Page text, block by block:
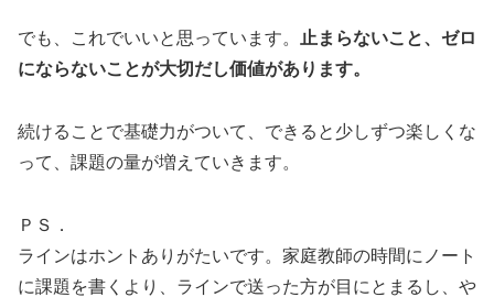
でも、これでいいと思っています。
止まらないこと、ゼロ
にならないことが大切だし価値があります。
続けることで基礎力がついて、できると少しずつ楽しくな
って、課題の量が増えていきます。
ＰＳ．
ラインはホントありがたいです。家庭教師の時間にノート
に課題を書くより、ラインで送った方が目にとまるし、や